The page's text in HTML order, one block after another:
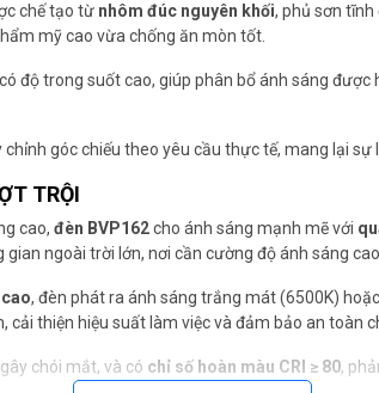
chế tạo từ nhôm đúc nguyên khối, phủ sơn tĩnh
mỹ cao vừa chống ăn mòn tốt.
độ trong suốt cao, giúp phân bổ ánh sáng được
chỉnh góc chiếu theo yêu cầu thực tế, mang lại
TRỘI
cao, đèn BVP162cho ánh sáng mạnh mẽ với
gian ngoài trời lớn, nơi cần cường độ ánh sáng
, đèn phát ra ánh sáng trắng mát (6500K)
cải thiện hiệu suất làm việc và đảm bảo an toàn
chói mắt, và có chỉ số hoàn màu CRI ≥ 80,